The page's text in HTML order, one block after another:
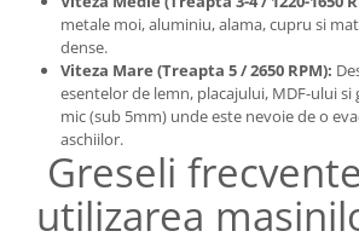
metale moi, aluminiu, alama, cupru si
dense.
Viteza Mare (Treapta 5 / 2650 RPM):
esentelor de lemn, placajului, MDF-ului
mic (sub 5mm) unde este nevoie de o
aschiilor.
Greseli
utilizarea